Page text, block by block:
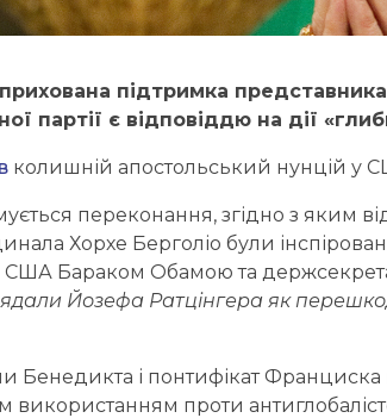
підтримка
партії є відповіддю на дії
колишній апостольський нунцій у
переконання, згідно з яким
Хорхе Берголіо були
Бараком Обамою та
Йозефа Ратцінгера як
Бенедикта і понтифікат
використанням проти